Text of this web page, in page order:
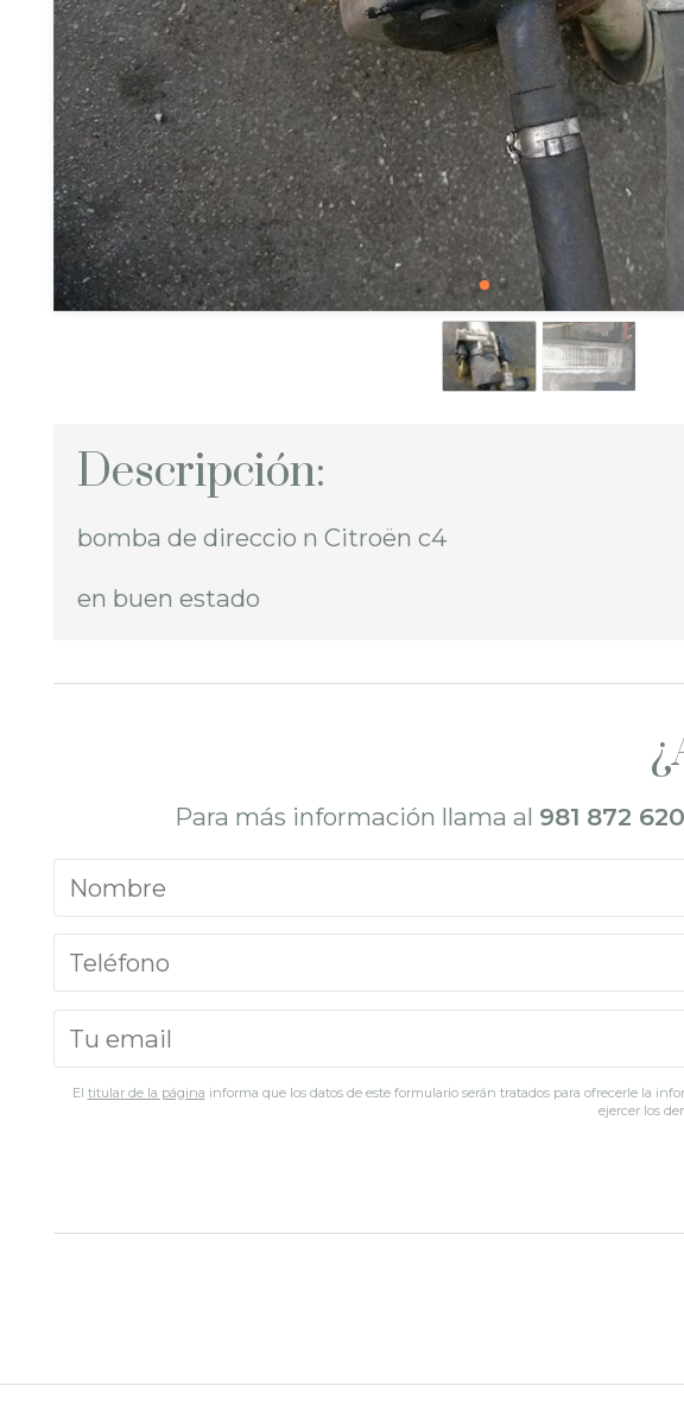
Descripción:
bomba de direccio n Citroën c4
en buen estado
Para más información llama al 981 872 620
El titular de la página informa que los datos de este formulario serán tratados para ofrecerle la
ejercer los